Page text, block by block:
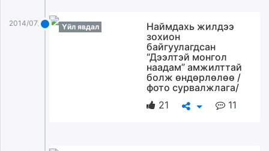
2014/07/13 Үйл явдал
Наймдахь жилдээ
зохион
байгуулагдсан
“Дээлтэй монгол
наадам” амжилттай
болж өндөрлөлөө /
фото сурвалжлага/
21
11